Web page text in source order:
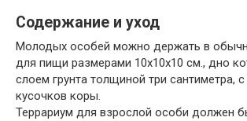
Содержание и уход
Молодых особей можно держать в
для пищи размерами 10х10х10 см., дно
слоем грунта толщиной три сантиметра,
кусочков коры.
Террариум для взрослой особи должен